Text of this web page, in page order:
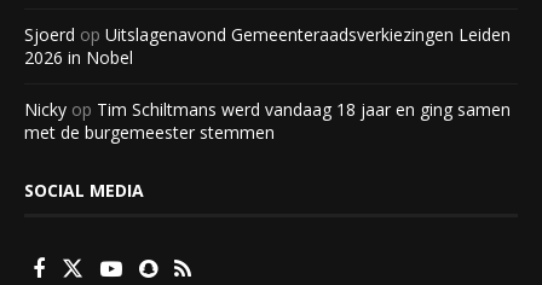
Sjoerd op Uitslagenavond Gemeenteraadsverkiezingen Leiden
2026 in Nobel
Nicky op Tim Schiltmans werd vandaag 18 jaar en ging samen
met de burgemeester stemmen
SOCIAL MEDIA